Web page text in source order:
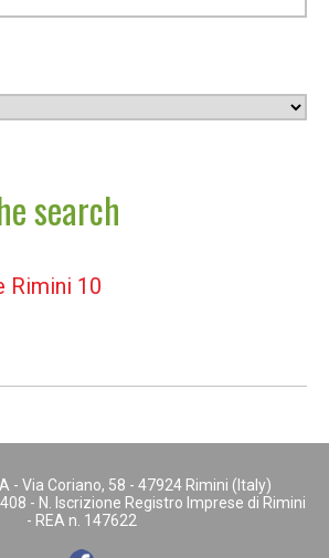
search
Rimini 10
- Via Coriano, 58 - 47924 Rimini (Italy)
- N. Iscrizione Registro Imprese di Rimini
- REA n. 147622